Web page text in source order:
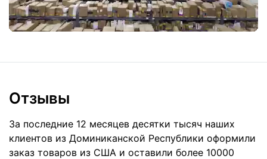
Отзывы
За последние 12 месяцев десятки тысяч наших
клиентов из Доминиканской Республики оформили
заказ товаров из США и оставили более 10000